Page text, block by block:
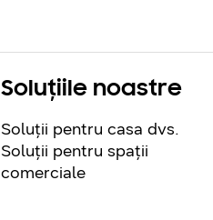
Soluțiile noastre
Soluții pentru casa dvs.
Soluții pentru spații
comerciale